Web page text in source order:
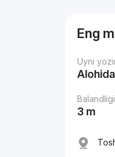
Eng
Uyni
Balandligi
3 m